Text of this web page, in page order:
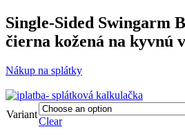
Single-Sided Swingarm
čierna kožená na kyvnú
Nákup na splátky
Variant
Clear